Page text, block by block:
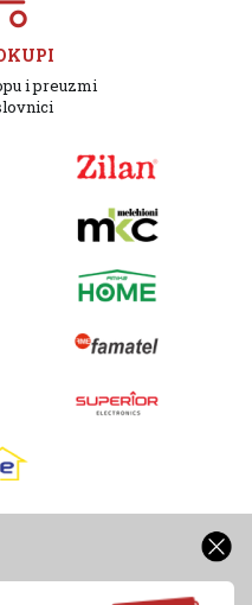
i preuzmi